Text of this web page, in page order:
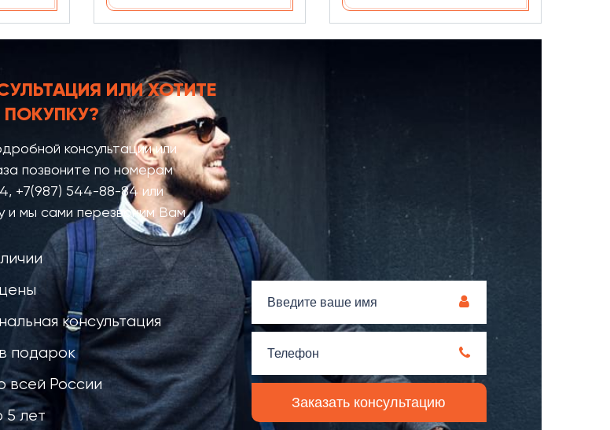
ИЛИ ХОТИТЕ
консультации или
позвоните по номерам
, +7(987) 544-88-84 или
и мы сами перезвоним Вам
консультация
подарок
всей России
5 лет